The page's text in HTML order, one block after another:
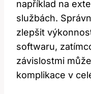
například na
službách.
zlepšit
softwaru,
závislostmi
komplikace v